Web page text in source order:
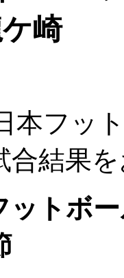
崎
本フッ
合結果
ットボ